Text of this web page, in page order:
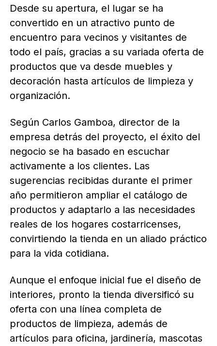
Desde su apertura, el lugar se ha
convertido en un atractivo punto de
encuentro para vecinos y visitantes de
todo el país, gracias a su variada oferta de
productos que va desde muebles y
decoración hasta artículos de limpieza y
organización.
Según Carlos Gamboa, director de la
empresa detrás del proyecto, el éxito del
negocio se ha basado en escuchar
activamente a los clientes. Las
sugerencias recibidas durante el primer
año permitieron ampliar el catálogo de
productos y adaptarlo a las necesidades
reales de los hogares costarricenses,
convirtiendo la tienda en un aliado práctico
para la vida cotidiana.
Aunque el enfoque inicial fue el diseño de
interiores, pronto la tienda diversificó su
oferta con una línea completa de
productos de limpieza, además de
artículos para oficina, jardinería, mascotas